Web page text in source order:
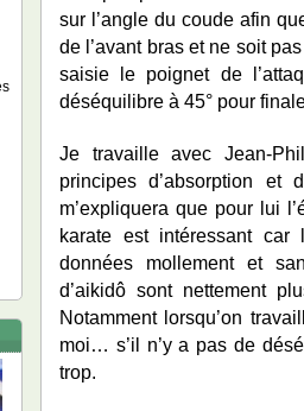
sur l’angle du coude afin
de l’avant bras et ne soit
saisie le poignet de
déséquilibre à 45° pour
Je travaille avec Jean-
principes d’absorption et
m’expliquera que pour lui
karate est intéressant car
données mollement et
d’aikidô sont nettement
Notamment lorsqu’on
moi… s’il n’y a pas de
trop.